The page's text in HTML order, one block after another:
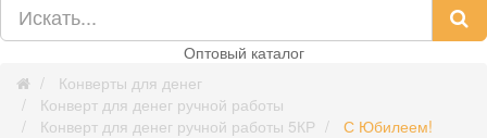
Оптовый каталог
Конверты для денег
Конверт для денег ручной работы
Конверт для денег ручной работы 5КР
С Юбилеем!